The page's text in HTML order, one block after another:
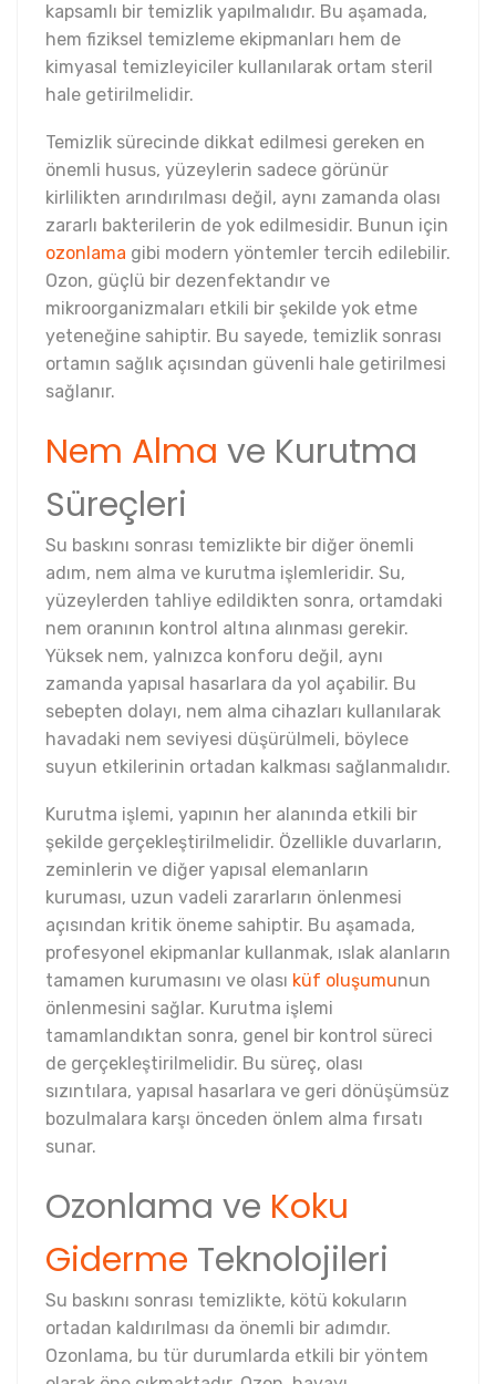
kapsamlı bir temizlik yapılmalıdır. Bu aşamada,
hem fiziksel temizleme ekipmanları hem de
kimyasal temizleyiciler kullanılarak ortam steril
hale getirilmelidir.
Temizlik sürecinde dikkat edilmesi gereken en
önemli husus, yüzeylerin sadece görünür
kirlilikten arındırılması değil, aynı zamanda olası
zararlı bakterilerin de yok edilmesidir. Bunun için
ozonlama gibi modern yöntemler tercih edilebilir.
Ozon, güçlü bir dezenfektandır ve
mikroorganizmaları etkili bir şekilde yok etme
yeteneğine sahiptir. Bu sayede, temizlik sonrası
ortamın sağlık açısından güvenli hale getirilmesi
sağlanır.
Nem Alma ve Kurutma
Süreçleri
Su baskını sonrası temizlikte bir diğer önemli
adım, nem alma ve kurutma işlemleridir. Su,
yüzeylerden tahliye edildikten sonra, ortamdaki
nem oranının kontrol altına alınması gerekir.
Yüksek nem, yalnızca konforu değil, aynı
zamanda yapısal hasarlara da yol açabilir. Bu
sebepten dolayı, nem alma cihazları kullanılarak
havadaki nem seviyesi düşürülmeli, böylece
suyun etkilerinin ortadan kalkması sağlanmalıdır.
Kurutma işlemi, yapının her alanında etkili bir
şekilde gerçekleştirilmelidir. Özellikle duvarların,
zeminlerin ve diğer yapısal elemanların
kuruması, uzun vadeli zararların önlenmesi
açısından kritik öneme sahiptir. Bu aşamada,
profesyonel ekipmanlar kullanmak, ıslak alanların
tamamen kurumasını ve olası küf oluşumunun
önlenmesini sağlar. Kurutma işlemi
tamamlandıktan sonra, genel bir kontrol süreci
de gerçekleştirilmelidir. Bu süreç, olası
sızıntılara, yapısal hasarlara ve geri dönüşümsüz
bozulmalara karşı önceden önlem alma fırsatı
sunar.
Ozonlama ve Koku
Giderme Teknolojileri
Su baskını sonrası temizlikte, kötü kokuların
ortadan kaldırılması da önemli bir adımdır.
Ozonlama, bu tür durumlarda etkili bir yöntem